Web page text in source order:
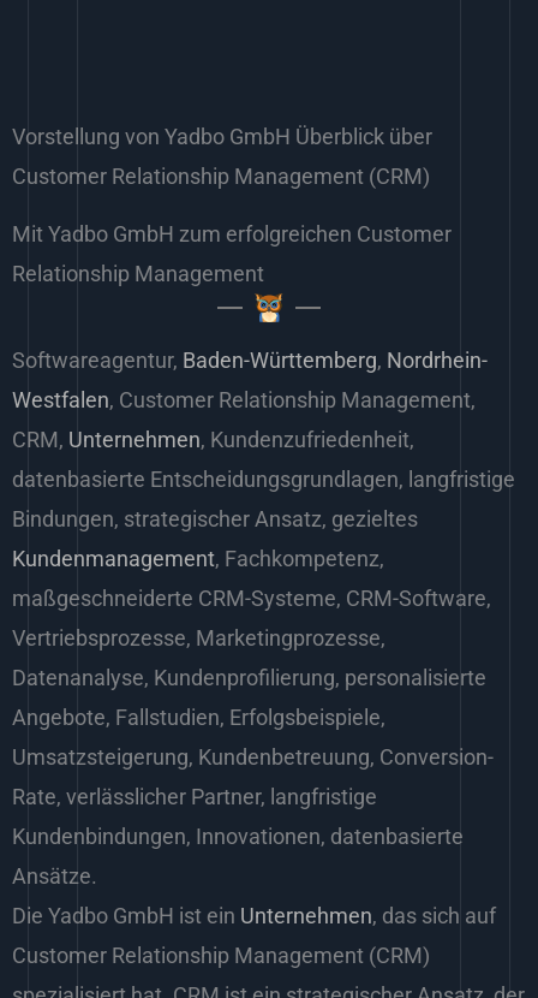
Vorstellung von Yadbo GmbH Überblick über
Customer Relationship Management (CRM)
Mit Yadbo GmbH zum erfolgreichen Customer
Relationship Management
Softwareagentur, Baden-Württemberg, Nordrhein-
Westfalen, Customer Relationship Management,
CRM, Unternehmen, Kundenzufriedenheit,
datenbasierte Entscheidungsgrundlagen, langfristige
Bindungen, strategischer Ansatz, gezieltes
Kundenmanagement, Fachkompetenz,
maßgeschneiderte CRM-Systeme, CRM-Software,
Vertriebsprozesse, Marketingprozesse,
Datenanalyse, Kundenprofilierung, personalisierte
Angebote, Fallstudien, Erfolgsbeispiele,
Umsatzsteigerung, Kundenbetreuung, Conversion-
Rate, verlässlicher Partner, langfristige
Kundenbindungen, Innovationen, datenbasierte
Ansätze.
Die Yadbo GmbH ist ein Unternehmen, das sich auf
Customer Relationship Management (CRM)